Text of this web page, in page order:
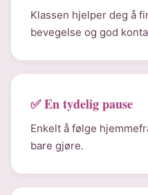
Klassen hjelper deg å
bevegelse og god
✅ En tydelig pause
Enkelt å følge
bare gjøre.